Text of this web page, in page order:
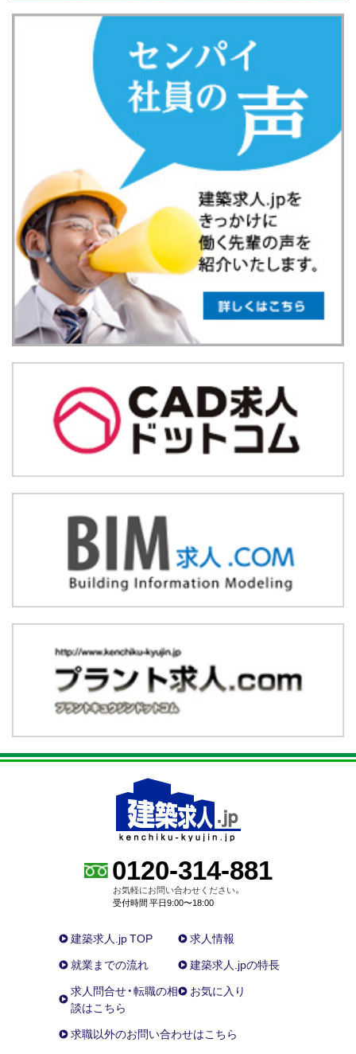
0120-314-881
お気軽にお問い合わせください。
受付時間 平日9:00〜18:00
建築求人.jp TOP
求人情報
就業までの流れ
建築求人.jpの特長
求人問合せ・転職の相
談はこちら
お気に入り
求職以外のお問い合わせはこちら